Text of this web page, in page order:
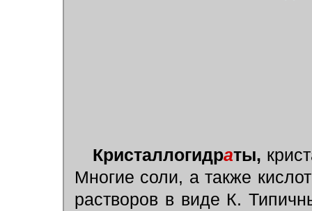
Кристаллогидраты,
Многие соли, а также
растворов в виде К.